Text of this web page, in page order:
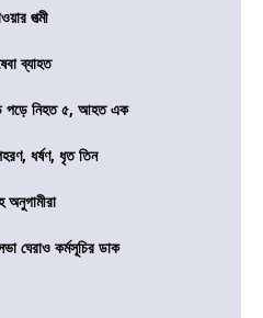
পত্মী
ব্যাহত
পড়ে নিহত ৫, আহত এক
ধর্ষণ, ধৃত তিন
অনুগামীরা
ঘেরাও কর্মসূচির ডাক